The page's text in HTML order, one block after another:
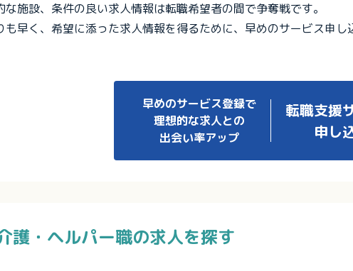
な施設、条件の良い求人情報は転職希望者の間で争奪戦です。
も早く、希望に添った求人情報を得るために、早めのサービス申し
早めのサービス登録で
理想的な求人との
出会い率アップ
転職支援
申し
護・ヘルパー職の求人を探す